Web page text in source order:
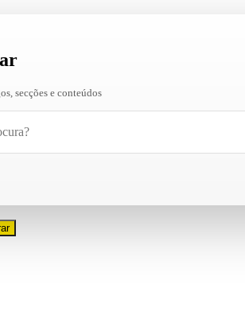
secções e conteúdos